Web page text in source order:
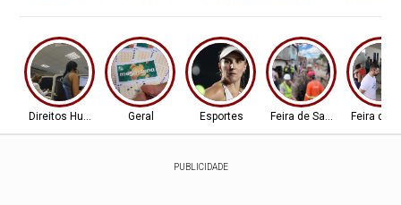
Direitos Humanos Geral Esportes Feira de Santana-BAFeira de
PUBLICIDADE